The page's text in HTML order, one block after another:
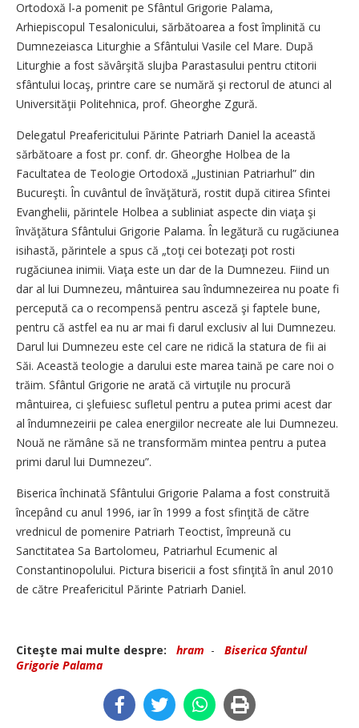
Ortodoxă l-a pomenit pe Sfântul Grigorie Palama,
Arhiepiscopul Tesalonicului, sărbătoarea a fost împlinită cu
Dumnezeiasca Liturghie a Sfântului Vasile cel Mare. După
Liturghie a fost săvârşită slujba Parastasului pentru ctitorii
sfântului locaş, printre care se numără şi rectorul de atunci al
Universităţii Politehnica, prof. Gheorghe Zgură.
Delegatul Preafericitului Părinte Patriarh Daniel la această
sărbătoare a fost pr. conf. dr. Gheorghe Holbea de la
Facultatea de Teologie Ortodoxă „Justinian Patriarhul” din
Bucureşti. În cuvântul de învăţătură, rostit după citirea Sfintei
Evanghelii, părintele Holbea a subliniat aspecte din viaţa şi
învăţătura Sfântului Grigorie Palama. În legătură cu rugăciunea
isihastă, părintele a spus că „toţi cei botezaţi pot rosti
rugăciunea inimii. Viaţa este un dar de la Dumnezeu. Fiind un
dar al lui Dumnezeu, mântuirea sau îndumnezeirea nu poate fi
percepută ca o recompensă pentru asceză şi faptele bune,
pentru că astfel ea nu ar mai fi darul exclusiv al lui Dumnezeu.
Darul lui Dumnezeu este cel care ne ridică la statura de fii ai
Săi. Această teologie a darului este marea taină pe care noi o
trăim. Sfântul Grigorie ne arată că virtuţile nu procură
mântuirea, ci şlefuiesc sufletul pentru a putea primi acest dar
al îndumnezeirii pe calea energiilor necreate ale lui Dumnezeu.
Nouă ne rămâne să ne transformăm mintea pentru a putea
primi darul lui Dumnezeu”.
Biserica închinată Sfântului Grigorie Palama a fost construită
începând cu anul 1996, iar în 1999 a fost sfinţită de către
vrednicul de pomenire Patriarh Teoctist, împreună cu
Sanctitatea Sa Bartolomeu, Patriarhul Ecumenic al
Constantinopolului. Pictura bisericii a fost sfinţită în anul 2010
de către Preafericitul Părinte Patriarh Daniel.
Citeşte mai multe despre: hram - Biserica Sfantul
Grigorie Palama